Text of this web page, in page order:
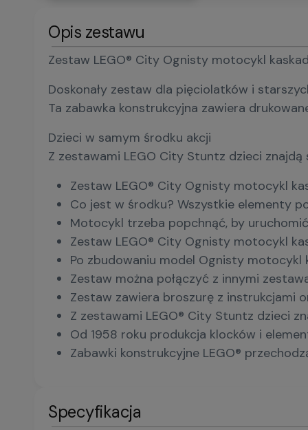
Opis zestawu
Zestaw LEGO® City Ognisty motocykl
Doskonały zestaw dla pięciolatków i
Ta zabawka konstrukcyjna zawiera
Dzieci w samym środku akcji
Z zestawami LEGO City Stuntz dzieci
Zestaw LEGO® City Ognisty motocykl
Co jest w środku? Wszystkie elementy
Motocykl trzeba popchnąć, by
Zestaw LEGO® City Ognisty motocykl
Po zbudowaniu model Ognisty motocykl
Zestaw można połączyć z innymi
Zestaw zawiera broszurę z instrukcjami
Z zestawami LEGO® City Stuntz dzieci
Od 1958 roku produkcja klocków i
Zabawki konstrukcyjne LEGO®
Specyfikacja